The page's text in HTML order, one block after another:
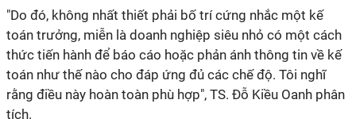
"Do đó, không nhất thiết phải bố trí cứng nhắc một kế
toán trưởng, miễn là doanh nghiệp siêu nhỏ có một cách
thức tiến hành để báo cáo hoặc phản ánh thông tin về kế
toán như thế nào cho đáp ứng đủ các chế độ. Tôi nghĩ
rằng điều này hoàn toàn phù hợp", TS. Đỗ Kiều Oanh phân
tích.